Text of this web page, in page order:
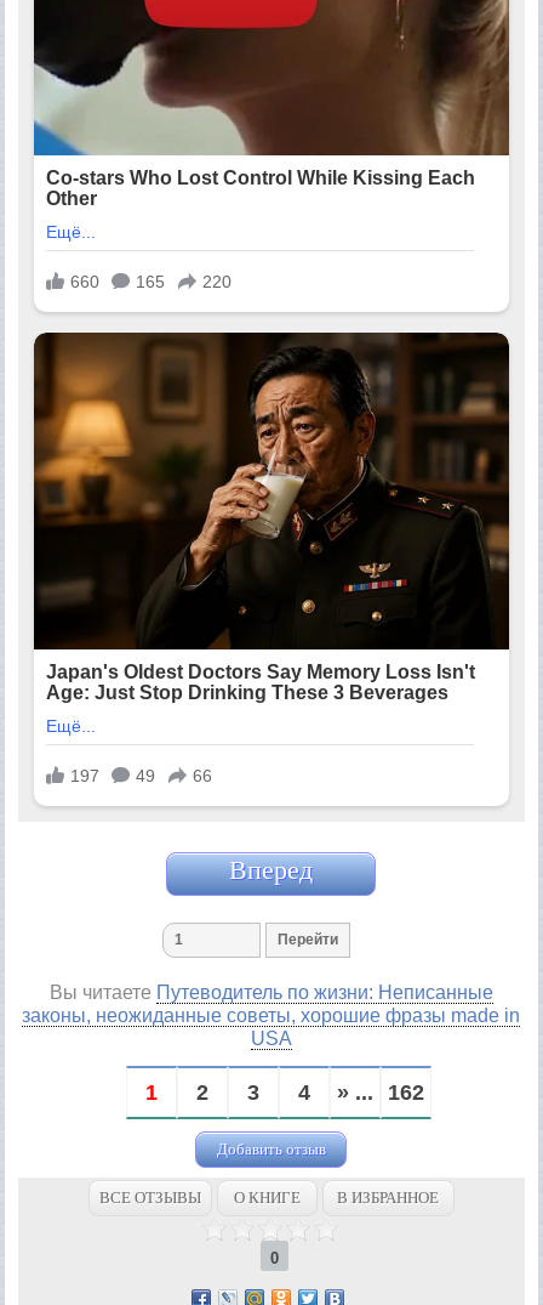
Вперед
Вы читаете Путеводитель по жизни: Неписанные
законы, неожиданные советы, хорошие фразы made in
USA
1 2 3 4 » ... 162
Добавить отзыв
ВСЕ ОТЗЫВЫ О КНИГЕ В ИЗБРАННОЕ
0